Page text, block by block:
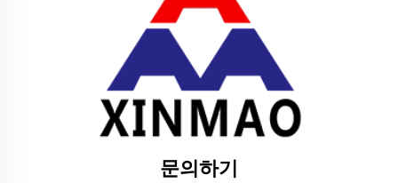
문의하기